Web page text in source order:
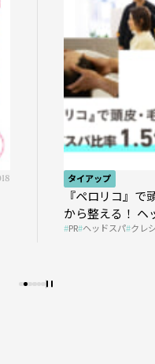
タイアップ
『ペロリコ』で
から整える！ ヘ
プの秘策を大公
PR ヘッドスパ クレ